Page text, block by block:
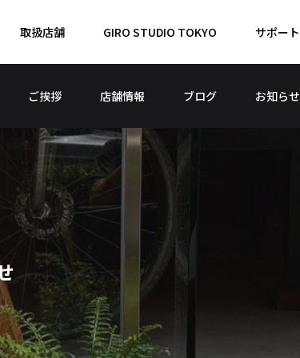
取扱店舗 GIRO STUDIO TOKYO サポート
ご挨拶 店舗情報 ブログ お知らせ